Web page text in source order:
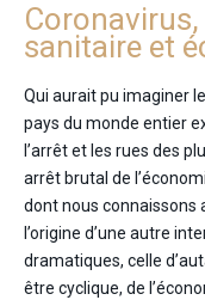
sanitaire et
Qui aurait pu imaginer
pays du monde entier
l’arrêt et les rues des
arrêt brutal de
dont nous connaissons
l’origine d’une autre
dramatiques, celle
être cyclique, de